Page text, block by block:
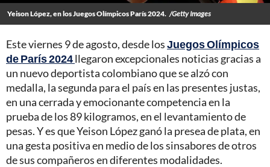
Yeison López, en los Juegos Olímpicos París 2024. /Getty Images
Este viernes 9 de agosto, desde losJuegos Olímpicos
de París 2024llegaron excepcionales noticias gracias a
un nuevo deportista colombiano que se alzó con
medalla, la segunda para el país en las presentes justas,
en una cerrada y emocionante competencia en la
prueba de los 89 kilogramos, en el levantamiento de
pesas. Y es que Yeison López ganó la presea de plata, en
una gesta positiva en medio de los sinsabores de otros
de sus compañeros en diferentes modalidades.